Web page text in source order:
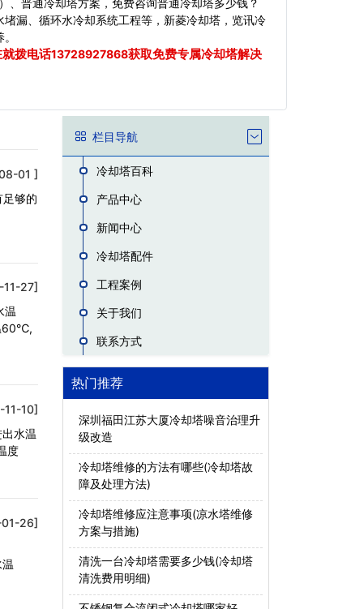
普通冷却塔方案，免费咨询普通冷却塔多少钱？
漏、循环水冷却系统工程等，新菱冷却塔，览讯冷
拨电话13728927868获取免费专属冷却塔解决
01 ]
够的
27]
温
60℃,
10]
水温
度
26]
栏目导航
冷却塔百科
产品中心
新闻中心
冷却塔配件
工程案例
关于我们
联系方式
热门推荐
深圳福田江苏大厦冷却塔噪音治理升
级改造
冷却塔维修的方法有哪些(冷却塔故
障及处理方法)
冷却塔维修应注意事项(凉水塔维修
方案与措施)
清洗一台冷却塔需要多少钱(冷却塔
清洗费用明细)